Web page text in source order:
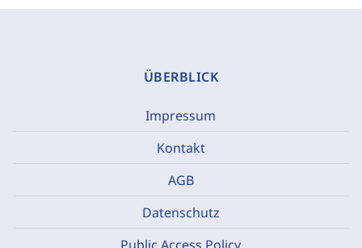
ÜBERBLICK
Impressum
Kontakt
AGB
Datenschutz
Public Access Policy